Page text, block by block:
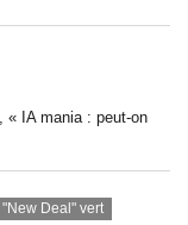
« IA mania : peut-on
"New Deal" vert